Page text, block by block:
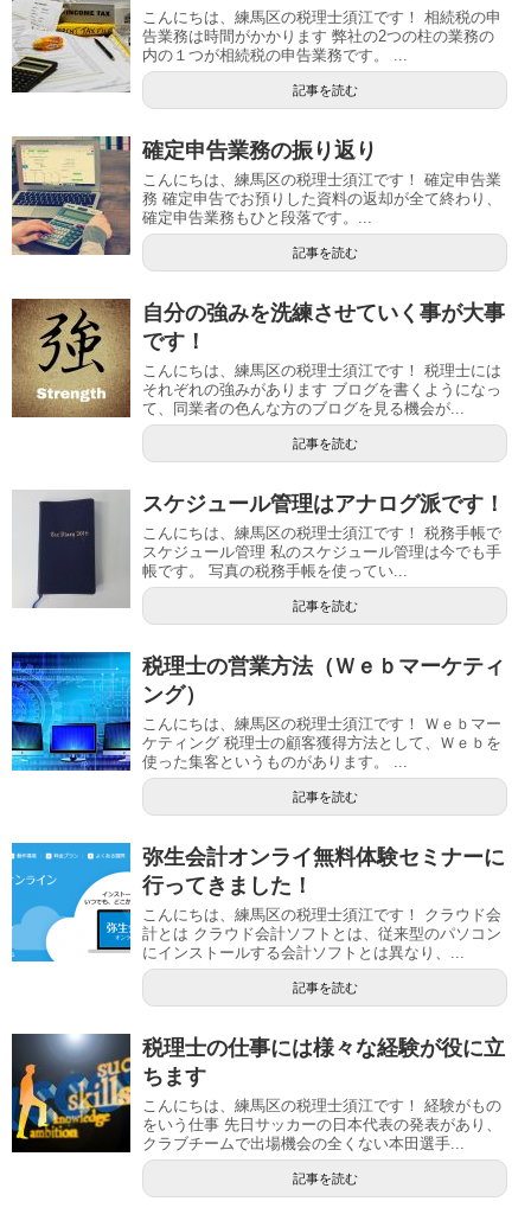
こんにちは、練馬区の税理士須江です！ 相続税の申
告業務は時間がかかります 弊社の2つの柱の業務の
内の１つが相続税の申告業務です。 ...
記事を読む
確定申告業務の振り返り
こんにちは、練馬区の税理士須江です！ 確定申告業
務 確定申告でお預りした資料の返却が全て終わり、
確定申告業務もひと段落です。...
記事を読む
自分の強みを洗練させていく事が大事
です！
こんにちは、練馬区の税理士須江です！ 税理士には
それぞれの強みがあります ブログを書くようになっ
て、同業者の色んな方のブログを見る機会が...
記事を読む
スケジュール管理はアナログ派です！
こんにちは、練馬区の税理士須江です！ 税務手帳で
スケジュール管理 私のスケジュール管理は今でも手
帳です。 写真の税務手帳を使ってい...
記事を読む
税理士の営業方法（Ｗｅｂマーケティ
ング）
こんにちは、練馬区の税理士須江です！ Ｗｅｂマー
ケティング 税理士の顧客獲得方法として、Ｗｅｂを
使った集客というものがあります。 ...
記事を読む
弥生会計オンライ無料体験セミナーに
行ってきました！
こんにちは、練馬区の税理士須江です！ クラウド会
計とは クラウド会計ソフトとは、従来型のパソコン
にインストールする会計ソフトとは異なり、...
記事を読む
税理士の仕事には様々な経験が役に立
ちます
こんにちは、練馬区の税理士須江です！ 経験がもの
をいう仕事 先日サッカーの日本代表の発表があり、
クラブチームで出場機会の全くない本田選手...
記事を読む